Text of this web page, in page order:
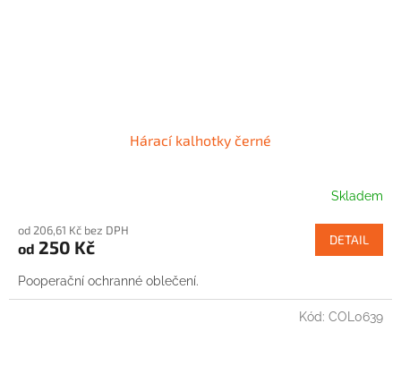
Hárací kalhotky černé
Skladem
od 206,61 Kč bez DPH
od 250 Kč DETAIL
Pooperační ochranné oblečení.
Kód: COL0639